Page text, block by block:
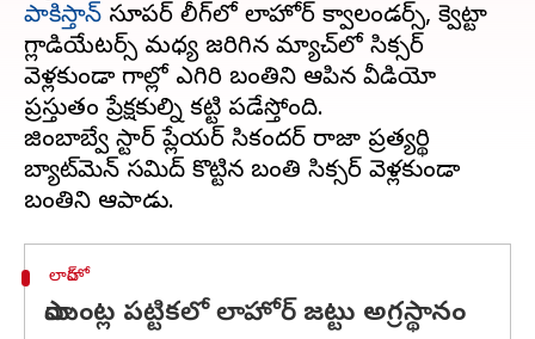
పాకిస్తాన్ సూపర్ లీగ్‌లో లాహోర్ క్వాలండర్స్, క్వెట్టా
గ్లాడియేటర్స్ మధ్య జరిగిన మ్యాచ్‌లో సిక్సర్
వెళ్లకుండా గాల్లో ఎగిరి బంతిని ఆపిన వీడియో
ప్రస్తుతం ప్రేక్షకుల్ని కట్టి పడేస్తోంది.
జింబాబ్వే స్టార్ ప్లేయర్ సికందర్ రాజా ప్రత్యర్థి
బ్యాట్‌మెన్ సమిద్ కొట్టిన బంతి సిక్సర్ వెళ్లకుండా
లాహోర్
పాయింట్ల పట్టికలో లాహోర్ జట్టు అగ్రస్థానం